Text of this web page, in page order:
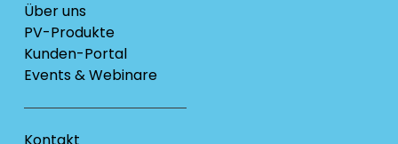
Über uns
PV-Produkte
Kunden-Portal
Events & Webinare